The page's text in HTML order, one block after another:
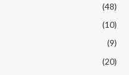
(48)
(10)
(9)
(20)